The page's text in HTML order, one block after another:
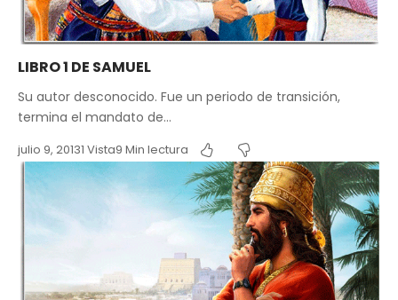
LIBRO 1 DE SAMUEL
Su autor desconocido. Fue un periodo de transición,
termina el mandato de…
julio 9, 20131 Vista9 Min lectura